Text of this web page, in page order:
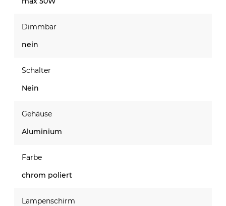
Dimmbar
nein
Schalter
Nein
Gehäuse
Aluminium
Farbe
chrom poliert
Lampenschirm